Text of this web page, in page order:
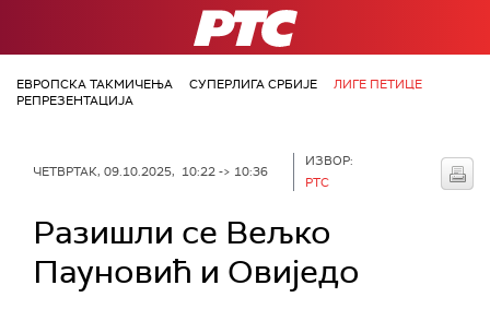
РТС
ЕВРОПСКА ТАКМИЧЕЊА СУПЕРЛИГА СРБИЈЕ
ЛИГЕ ПЕТИЦЕ
РЕПРЕЗЕНТАЦИЈА
ЧЕТВРТАК, 09.10.2025, 10:22 -> 10:36
ИЗВОР:
РТС
Разишли се Вељко
Пауновић и Овиједо